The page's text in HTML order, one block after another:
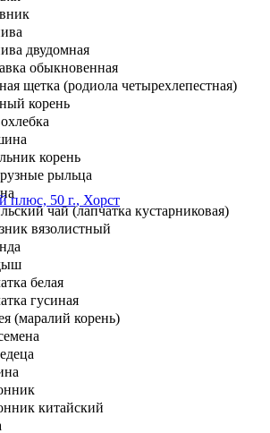
двудомная
обыкновенная
щетка (родиола четырехлепестная)
корень
корень
рыльца
чай (лапчатка кустарниковая)
вязолистный
белая
гусиная
(маралий корень)
китайский
плюс, 50 г., Хорст